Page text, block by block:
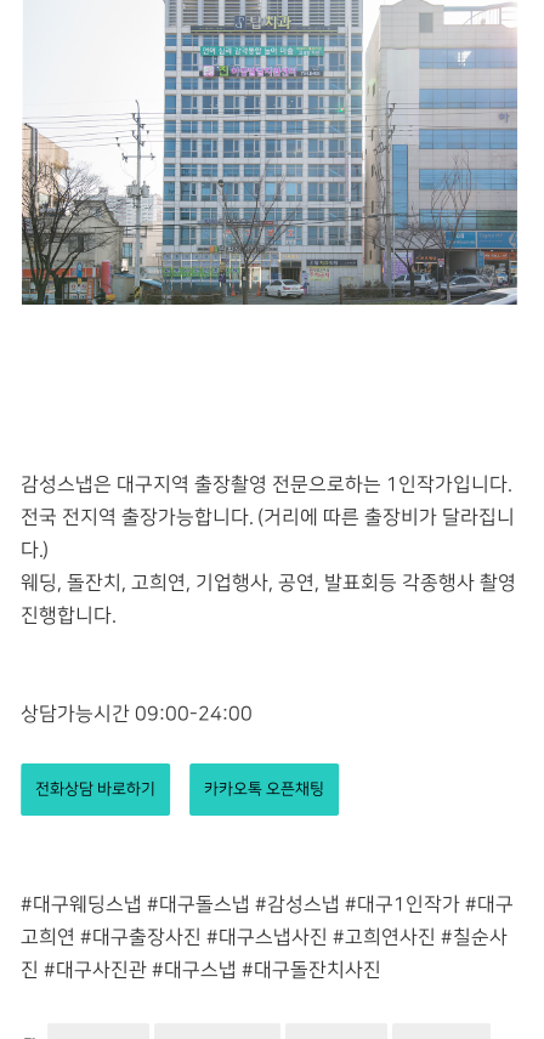
감성스냅은 대구지역 출장촬영 전문으로하는 1인작가입니다.
전국 전지역 출장가능합니다. (거리에 따른 출장비가 달라집니
다.)
웨딩, 돌잔치, 고희연, 기업행사, 공연, 발표회등 각종행사 촬영
진행합니다.
상담가능시간 09:00-24:00
전화상담 바로하기 카카오톡 오픈채팅
#대구웨딩스냅 #대구돌스냅 #감성스냅 #대구1인작가 #대구
고희연 #대구출장사진 #대구스냅사진 #고희연사진 #칠순사
진 #대구사진관 #대구스냅 #대구돌잔치사진